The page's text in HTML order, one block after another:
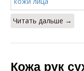
Читать дальше →
Кожа рук